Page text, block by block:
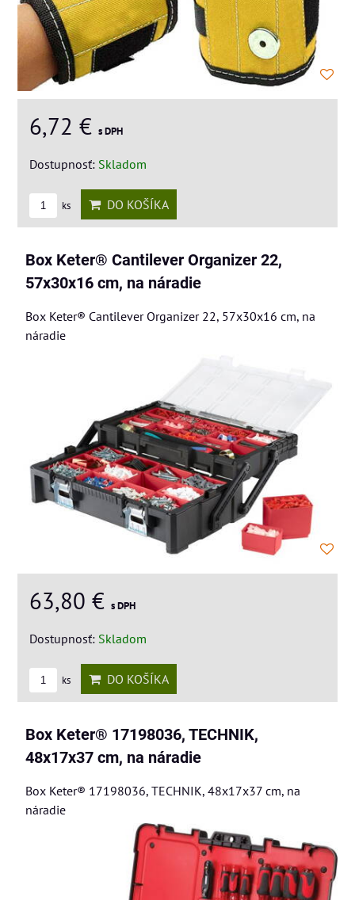
6,72 € s DPH
Dostupnosť: Skladom
ks DO KOŠÍKA
Box Keter® Cantilever Organizer 22,
57x30x16 cm, na náradie
Box Keter® Cantilever Organizer 22, 57x30x16 cm, na
náradie
63,80 € s DPH
Dostupnosť: Skladom
ks DO KOŠÍKA
Box Keter® 17198036, TECHNIK,
48x17x37 cm, na náradie
Box Keter® 17198036, TECHNIK, 48x17x37 cm, na
náradie